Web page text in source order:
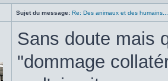
Sujet du message: Re: Des animaux et des humains...
Sans doute mais
"dommage